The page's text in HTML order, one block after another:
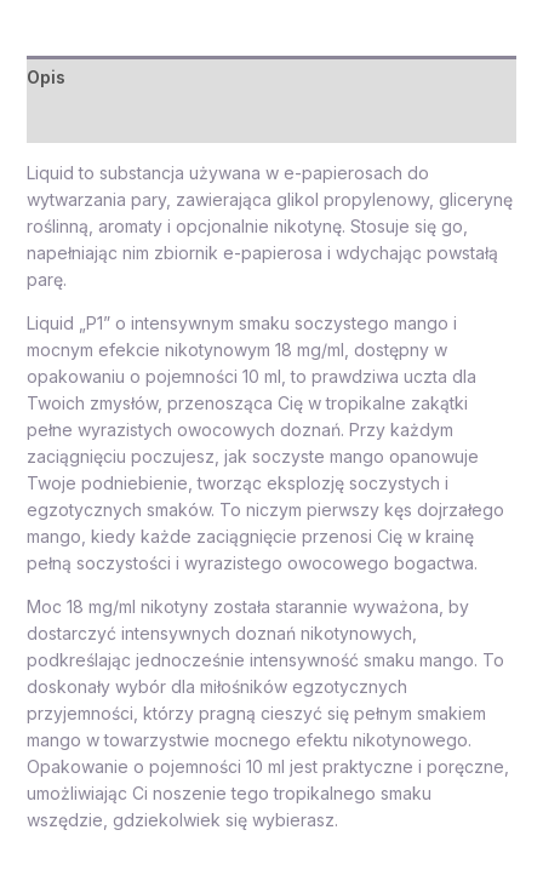
Opis
Liquid to substancja używana w e-papierosach do
wytwarzania pary, zawierająca glikol propylenowy, glicerynę
roślinną, aromaty i opcjonalnie nikotynę. Stosuje się go,
napełniając nim zbiornik e-papierosa i wdychając powstałą
parę.
Liquid „P1” o intensywnym smaku soczystego mango i
mocnym efekcie nikotynowym 18 mg/ml, dostępny w
opakowaniu o pojemności 10 ml, to prawdziwa uczta dla
Twoich zmysłów, przenosząca Cię w tropikalne zakątki
pełne wyrazistych owocowych doznań. Przy każdym
zaciągnięciu poczujesz, jak soczyste mango opanowuje
Twoje podniebienie, tworząc eksplozję soczystych i
egzotycznych smaków. To niczym pierwszy kęs dojrzałego
mango, kiedy każde zaciągnięcie przenosi Cię w krainę
pełną soczystości i wyrazistego owocowego bogactwa.
Moc 18 mg/ml nikotyny została starannie wyważona, by
dostarczyć intensywnych doznań nikotynowych,
podkreślając jednocześnie intensywność smaku mango. To
doskonały wybór dla miłośników egzotycznych
przyjemności, którzy pragną cieszyć się pełnym smakiem
mango w towarzystwie mocnego efektu nikotynowego.
Opakowanie o pojemności 10 ml jest praktyczne i poręczne,
umożliwiając Ci noszenie tego tropikalnego smaku
wszędzie, gdziekolwiek się wybierasz.